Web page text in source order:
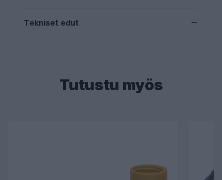
Tekniset edut
Tutustu myös